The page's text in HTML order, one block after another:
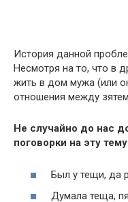
История данной
Несмотря на то, что в
жить в дом мужа (или
отношения между
Не случайно до нас
поговорки на эту
Был у тещи, да
Думала теща,